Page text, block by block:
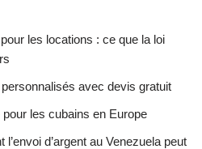
les locations : ce que la loi
avec devis gratuit
les cubains en Europe
d’argent au Venezuela peut